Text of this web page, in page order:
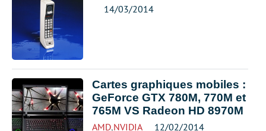
14/03/2014
Cartes graphiques mobiles :
GeForce GTX 780M, 770M et
765M VS Radeon HD 8970M
AMD,NVIDIA 12/02/2014